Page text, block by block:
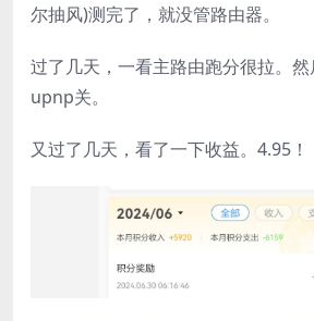
尔抽风)测完了，就没管路由器。
过了几天，一看主路由跑分很拉。然
upnp关。
又过了几天，看了一下收益。4.95！